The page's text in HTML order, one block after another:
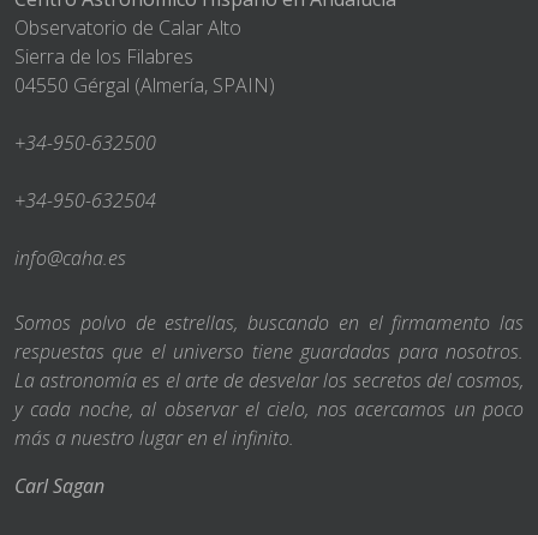
Observatorio de Calar Alto
Sierra de los Filabres
04550 Gérgal (Almería, SPAIN)
+34-950-632500
+34-950-632504
info@caha.es
Somos polvo de estrellas, buscando en el firmamento las
respuestas que el universo tiene guardadas para nosotros.
La astronomía es el arte de desvelar los secretos del cosmos,
y cada noche, al observar el cielo, nos acercamos un poco
más a nuestro lugar en el infinito.
Carl Sagan